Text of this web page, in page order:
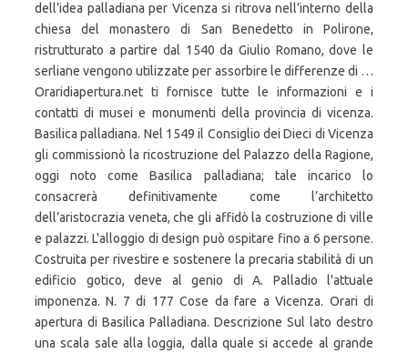
dell’idea palladiana per Vicenza si ritrova nell’interno della
chiesa del monastero di San Benedetto in Polirone,
ristrutturato a partire dal 1540 da Giulio Romano, dove le
serliane vengono utilizzate per assorbire le differenze di …
Oraridiapertura.net ti fornisce tutte le informazioni e i
contatti di musei e monumenti della provincia di vicenza.
Basilica palladiana. Nel 1549 il Consiglio dei Dieci di Vicenza
gli commissionò la ricostruzione del Palazzo della Ragione,
oggi noto come Basilica palladiana; tale incarico lo
consacrerà definitivamente come l’architetto
dell’aristocrazia veneta, che gli affidò la costruzione di ville
e palazzi. L'alloggio di design può ospitare fino a 6 persone.
Costruita per rivestire e sostenere la precaria stabilità di un
edificio gotico, deve al genio di A. Palladio l'attuale
imponenza. N. 7 di 177 Cose da fare a Vicenza. Orari di
apertura di Basilica Palladiana. Descrizione Sul lato destro
una scala sale alla loggia, dalla quale si accede al grande